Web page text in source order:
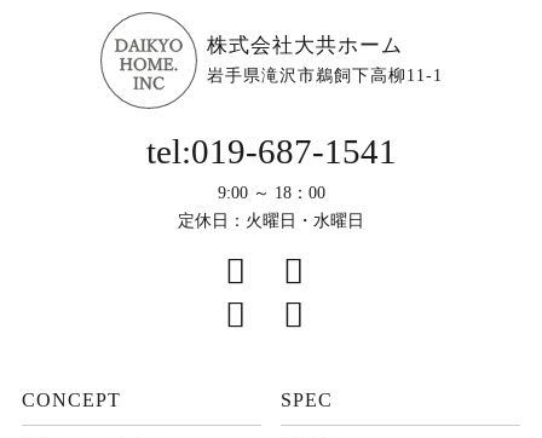
株式会社大共ホーム
岩手県滝沢市鵜飼下高柳11-1
tel:019-687-1541
9:00 ～ 18：00
定休日：火曜日・水曜日
CONCEPT SPEC